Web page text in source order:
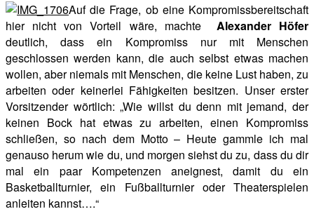
Auf die Frage, ob eine Kompromissbereitschaft
hier nicht von Vorteil wäre, machte Alexander Höfer
deutlich, dass ein Kompromiss nur mit Menschen
geschlossen werden kann, die auch selbst etwas machen
wollen, aber niemals mit Menschen, die keine Lust haben, zu
arbeiten oder keinerlei Fähigkeiten besitzen. Unser erster
Vorsitzender wörtlich: „Wie willst du denn mit jemand, der
keinen Bock hat etwas zu arbeiten, einen Kompromiss
schließen, so nach dem Motto – Heute gammle ich mal
genauso herum wie du, und morgen siehst du zu, dass du dir
mal ein paar Kompetenzen aneignest, damit du ein
Basketballturnier, ein Fußballturnier oder Theaterspielen
anleiten kannst….“